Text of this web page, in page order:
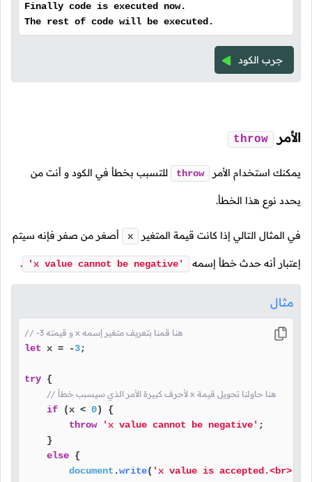
Finally code is executed now.
The rest of code will be executed.
جرب الكود
الأمر throw
يمكنك استخدام الأمر throw للتسبب بخطأ في الكود و أنت من
يحدد نوع هذا الخطأ.
في المثال التالي إذا كانت قيمة المتغير x أصغر من صفر فإنه سيتم
إعتبار أنه حدث خطأ إسمه 'x value cannot be negative'
.
مثال
// -و قيمته 3 x هنا قمنا بتعريف متغير إسمه
let x = -3;
try {
if (x < 0) {
throw
'x value cannot be negative' ;
    }
else {
document .write( 'x value is accepted.<br>'